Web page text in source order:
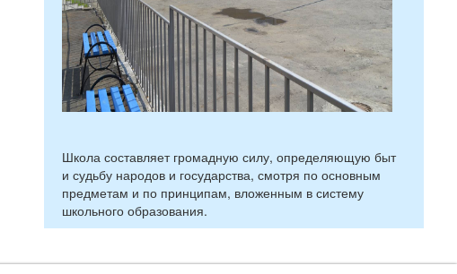
Школа составляет громадную силу, определяющую быт
и судьбу народов и государства, смотря по основным
предметам и по принципам, вложенным в систему
школьного образования.